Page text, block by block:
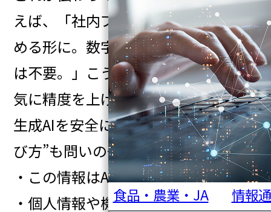
食品・農業・JA 情報
えば、「社内プレゼン用に、3分で読
める形に。数字は残して、背景説明
は不要。」こう伝えるだけで、AIは一
気に精度を上げます。同じように、
生成AIを安全に使うには、情報の“選
び方”も問いの一部です。
・この情報はAIに渡してよいか？
・個人情報や機密情報は含まれてい